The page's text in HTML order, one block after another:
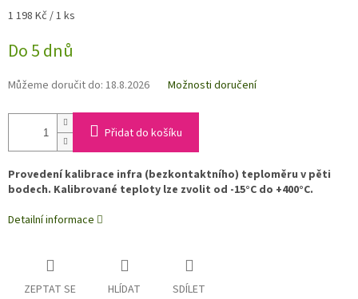
Měrná
1 198 Kč / 1 ks
Do 5 dnů
Můžeme doručit do: 18.8.2026 Možnosti doručení
Přidat do košíku
Provedení kalibrace infra (bezkontaktního) teploměru v pěti
bodech. Kalibrované teploty lze zvolit od -15°C do +400°C.
Detailní informace
ZEPTAT SE HLÍDAT SDÍLET